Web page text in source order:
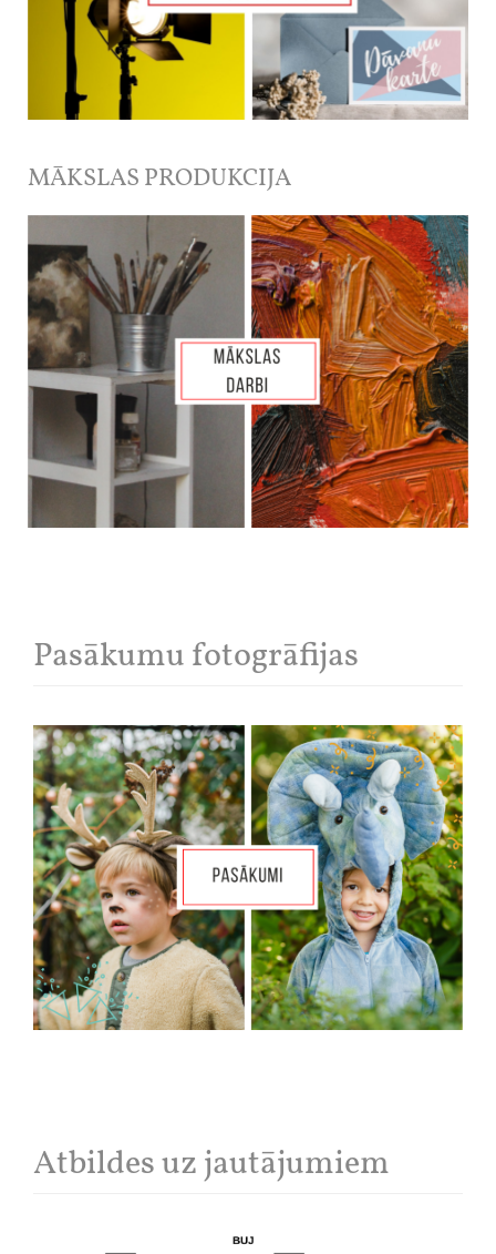
MĀKSLAS PRODUKCIJA
Pasākumu fotogrāfijas
Atbildes uz jautājumiem